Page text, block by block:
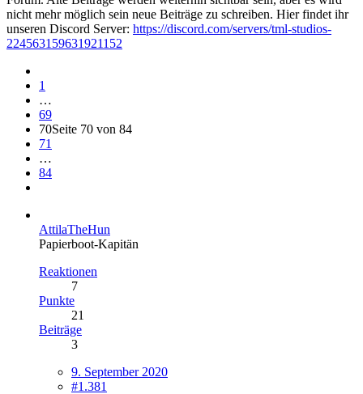
nicht mehr möglich sein neue Beiträge zu schreiben. Hier findet ihr
unseren Discord Server: https://discord.com/servers/tml-studios-
224563159631921152
1
…
69
70Seite 70 von 84
71
…
84
AttilaTheHun
Papierboot-Kapitän
Reaktionen
7
Punkte
21
Beiträge
3
9. September 2020
#1.381